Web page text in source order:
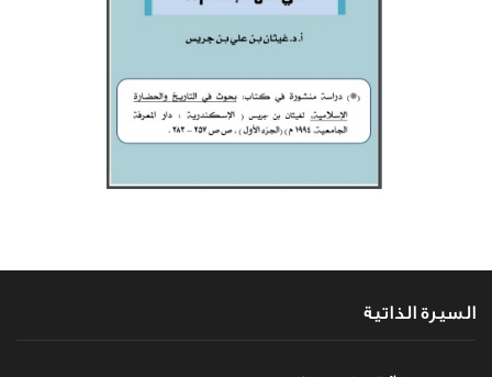
السيرة الذاتية